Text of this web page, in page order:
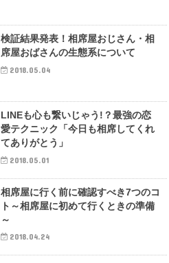
検証結果発表！相席屋おじさん・相
席屋おばさんの生態系について
2018.05.04
LINEも心も繋いじゃう!？最強の恋
愛テクニック「今日も相席してくれ
てありがとう」
2018.05.01
相席屋に行く前に確認すべき7つのコ
ト～相席屋に初めて行くときの準備
～
2018.04.24